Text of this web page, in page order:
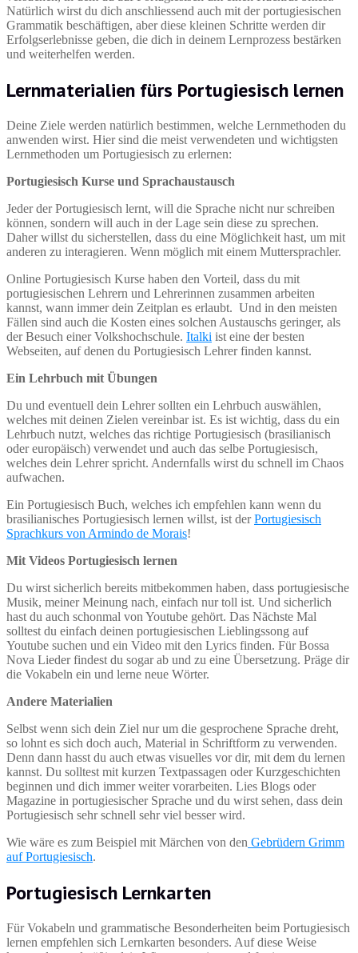
Natürlich wirst du dich anschliessend auch mit der portugiesischen
Grammatik beschäftigen, aber diese kleinen Schritte werden dir
Erfolgserlebnisse geben, die dich in deinem Lernprozess bestärken
und weiterhelfen werden.
Lernmaterialien fürs Portugiesisch lernen
Deine Ziele werden natürlich bestimmen, welche Lernmethoden du
anwenden wirst. Hier sind die meist verwendeten und wichtigsten
Lernmethoden um Portugiesisch zu erlernen:
Portugiesisch Kurse und Sprachaustausch
Jeder der Portugiesisch lernt, will die Sprache nicht nur schreiben
können, sondern will auch in der Lage sein diese zu sprechen.
Daher willst du sicherstellen, dass du eine Möglichkeit hast, um mit
anderen zu interagieren. Wenn möglich mit einem Muttersprachler.
Online Portugiesisch Kurse haben den Vorteil, dass du mit
portugiesischen Lehrern und Lehrerinnen zusammen arbeiten
kannst, wann immer dein Zeitplan es erlaubt. Und in den meisten
Fällen sind auch die Kosten eines solchen Austauschs geringer, als
der Besuch einer Volkshochschule. Italki ist eine der besten
Webseiten, auf denen du Portugiesisch Lehrer finden kannst.
Ein Lehrbuch mit Übungen
Du und eventuell dein Lehrer sollten ein Lehrbuch auswählen,
welches mit deinen Zielen vereinbar ist. Es ist wichtig, dass du ein
Lehrbuch nutzt, welches das richtige Portugiesisch (brasilianisch
oder europäisch) verwendet und auch das selbe Portugiesisch,
welches dein Lehrer spricht. Andernfalls wirst du schnell im Chaos
aufwachen.
Ein Portugiesisch Buch, welches ich empfehlen kann wenn du
brasilianisches Portugiesisch lernen willst, ist derPortugiesisch
Sprachkurs von Armindo de Morais!
Mit Videos Portugiesisch lernen
Du wirst sicherlich bereits mitbekommen haben, dass portugiesische
Musik, meiner Meinung nach, einfach nur toll ist. Und sicherlich
hast du auch schonmal von Youtube gehört. Das Nächste Mal
solltest du einfach deinen portugiesischen Lieblingssong auf
Youtube suchen und ein Video mit den Lyrics finden. Für Bossa
Nova Lieder findest du sogar ab und zu eine Übersetzung. Präge dir
die Vokabeln ein und lerne neue Wörter.
Andere Materialien
Selbst wenn sich dein Ziel nur um die gesprochene Sprache dreht,
so lohnt es sich doch auch, Material in Schriftform zu verwenden.
Denn dann hasst du auch etwas visuelles vor dir, mit dem du lernen
kannst. Du solltest mit kurzen Textpassagen oder Kurzgeschichten
beginnen und dich immer weiter vorarbeiten. Lies Blogs oder
Magazine in portugiesischer Sprache und du wirst sehen, dass dein
Portugiesisch sehr schnell sehr viel besser wird.
Wie wäre es zum Beispiel mit Märchen von den Gebrüdern Grimm
auf Portugiesisch.
Portugiesisch Lernkarten
Für Vokabeln und grammatische Besonderheiten beim Portugiesisch
lernen empfehlen sich Lernkarten besonders. Auf diese Weise